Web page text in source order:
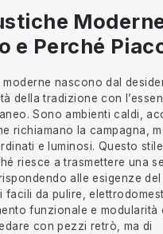
e Perché
nascono dal
della tradizione con
Sono ambienti caldi,
richiamano la campagna,
e luminosi. Questo
riesce a trasmettere una
alle esigenze
facili da pulire,
funzionale e modularità
con pezzi retrò, ma di